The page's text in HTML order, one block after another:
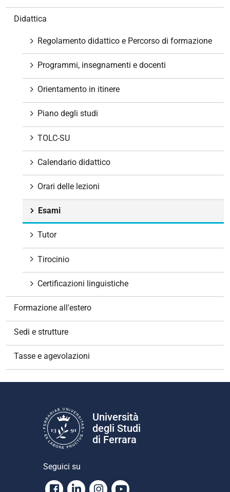
Didattica
Regolamento didattico e Percorso di formazione
Programmi, insegnamenti e docenti
Orientamento in itinere
Piano degli studi
TOLC-SU
Calendario didattico
Orari delle lezioni
Esami
Tutor
Tirocinio
Certificazioni linguistiche
Formazione all'estero
Sedi e strutture
Tasse e agevolazioni
Università
degli Studi
di Ferrara
Seguici su
Facebook
LinkedinInstagram
Youtube